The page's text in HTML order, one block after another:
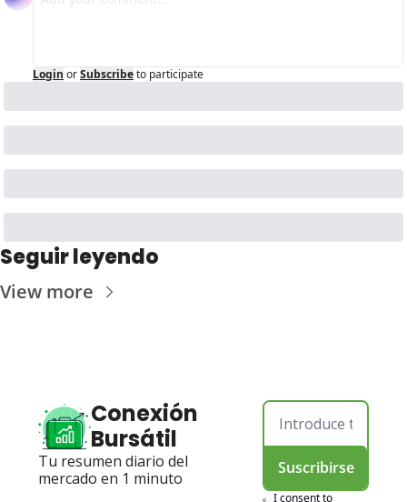
Login orSubscribeto participate
Seguir leyendo
View more
Conexión
Bursátil
Tu resumen diario del
mercado en 1 minuto
Suscribirse
I consent to